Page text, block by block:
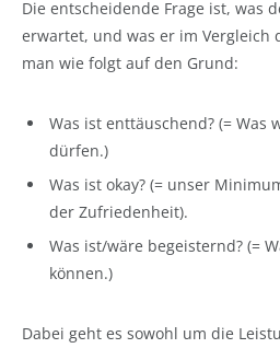
Die entscheidende Frage ist, was
erwartet, und was er im Vergleich
man wie folgt auf den Grund:
Was ist enttäuschend? (= Was
dürfen.)
Was ist okay? (= unser
der Zufriedenheit).
Was ist/wäre begeisternd? (=
können.)
Dabei geht es sowohl um die